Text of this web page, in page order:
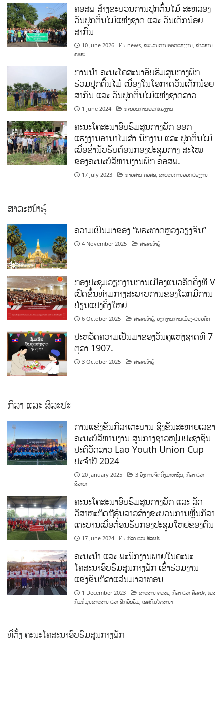
ຄອສພ ສ້າງຂະບວນການປູກຕົ້ນໄມ້ ສະຫລອງ
ວັນປູກຕົ້ນໄມ້ແຫ່ງຊາດ ແລະ ວັນເດັກນ້ອຍ
ສາກົນ
10 June 2026 news,ຂະບວນການອອກແຮງງານ,ຂ່າວສານ
ຄອສພ
ການນໍາ ຄະນະໂຄສະນາອົບຮົມສູນກາງພັກ
ຮ່ວມປູກຕົ້ນໄມ້ ເນື່ອງໃນໂອກາດວັນເດັກນ້ອຍ
ສາກົນ ແລະ ວັນປູກຕົ້ນໄມ້ແຫ່ງຊາດລາວ
1 June 2024 ຂະບວນການອອກແຮງງານ
ຄະນະໂຄສະນາອົບຮົມສູນກາງພັກ ອອກ
ແຮງງານອານາໄມສໍາ ນັກງານ ແລະ ປູກຕົ້ນໄມ້
ເພື່ອຂໍ່ານັບຮັບຕ້ອນກອງປະຊຸມກາງ ສະໄໝ
ຂອງຄະນະບໍລິຫານງານພັກ ຄອສພ.
17 July 2023 ຂ່າວສານ ຄອສພ,ຂະບວນການອອກແຮງງານ
ສາລະໜ້າຮູ້
ຄວາມເປັນມາຂອງ “ພຣະທາດຫຼວງວຽງຈັນ”
4 November 2025 ສາລະໜ້າຮູ້
ກອງປະຊຸມວຽກງານການເມືອງແນວຄິດຄັ້ງທີ V
ເປີດຂຶ້ນທ່າມກາງສະພາບການຂອງໂລກມີການ
ປ່ຽນແປງຄັ້ງໃຫຍ່
6 October 2025 ສາລະໜ້າຮູ້,ວຽກງານການເມືອງ-ແນວຄິດ
ປະຫວັດຄວາມເປັນມາຂອງວັນຄູແຫ່ງຊາດທີ 7
ຕຸລາ 1907.
3 October 2025 ສາລະໜ້າຮູ້
ກິລາ ແລະ ສິລະປະ
ການແຂ່ງຂັນກິລາເຕະບານ ຊິງຂັນສະຫາຍເລຂາ
ຄະນະບໍລິຫານງານ ສູນກາງຊາວໜຸ່ມປະຊາຊົນ
ປະຕິວັດລາວ Lao Youth Union Cup
ປະຈຳປີ 2024
20 January 2025 3 ອົງການຈັດຕັ້ງມະຫາຊົນ ,ກິລາ ແລະ
ສິລະປະ
ຄະນະໂຄສະນາອົບຮົມສູນກາງພັກ ແລະ ລັດ
ວິສາຫະກິດຖືຮຸ້ນລາວສ້າງຂະບວນການຫຼີ້ນກິລາ
ເຕະບານເພື່ອຕ້ອນຮັບກອງປະຊຸມໃຫຍ່ຂອງຕົນ
17 June 2024 ກິລາ ແລະ ສິລະປະ
ຄະນະນຳ ແລະ ພະນັກງານພາຍໃນຄະນະ
ໂຄສະນາອົບຮົມສູນກາງພັກ ເຂົ້າຮ່ວມງານ
ແຂ່ງຂັນກິລາແລ່ນມາລາທອນ
1 December 2023 ຂ່າວສານ ຄອສພ ,ກິລາ ແລະ ສິລະປະ ,ເພສ
ກົມຂໍ້ມູນຂ່າວສານ ແລະ ຝຶກອົບຮົມ ,ເພສກົມໂຄສະນາ
ທີ່ຕັ້ງ ຄະນະໂຄສະນາອົບຮົມສູນກາງພັກ